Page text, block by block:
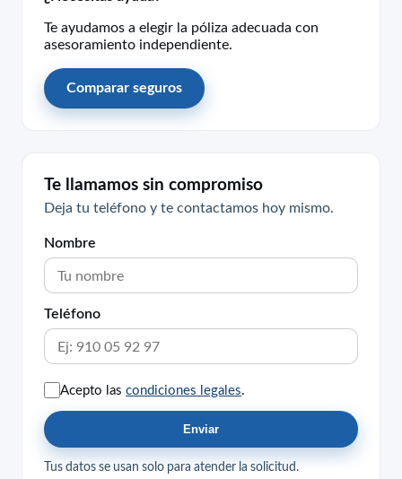
Te ayudamos a elegir la póliza adecuada con
asesoramiento independiente.
Comparar seguros
Te llamamos sin compromiso
Deja tu teléfono y te contactamos hoy mismo.
Nombre
Teléfono
Acepto las condiciones legales
Enviar
Tus datos se usan solo para atender la solicitud.